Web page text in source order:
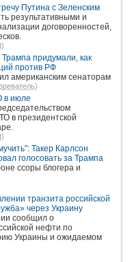
Путина с Зеленским
результативными и
договоренностей,
)
придумали, как
против РФ
американским сенаторам
)
в июле
в президентской
)
Такер Карлсон
голосовать за Трампа
ссоры блогера и
транзита российской
через Украину
сообщил о
нефти по
Украины и ожидаемом